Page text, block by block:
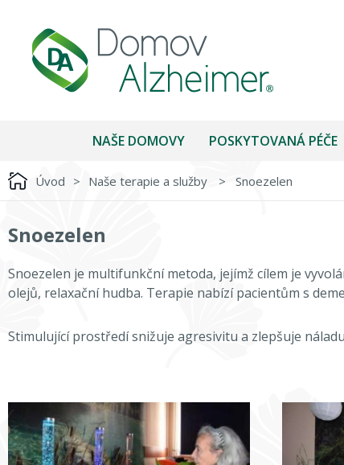
NAŠE DOMOVY POSKYTOVANÁ PÉČE
Úvod > Naše terapie a služby > Snoezelen
Snoezelen
Snoezelen je multifunkční metoda, jejímž cílem je
olejů, relaxační hudba. Terapie nabízí pacientům s
Stimulující prostředí snižuje agresivitu a zlepšuje